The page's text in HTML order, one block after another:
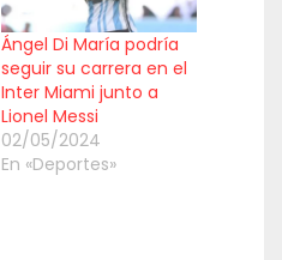
Ángel Di María podría
seguir su carrera en el
Inter Miami junto a
Lionel Messi
02/05/2024
En «Deportes»